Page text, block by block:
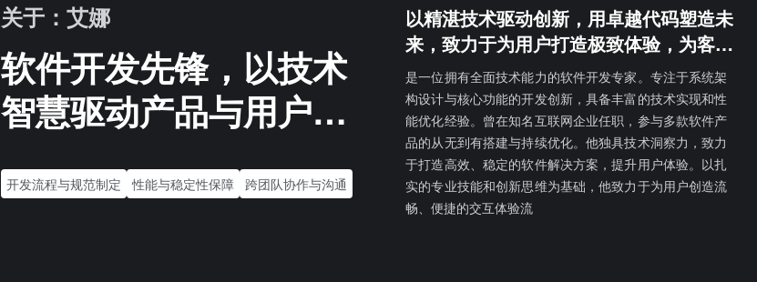
关于：艾娜
软件开发先锋，以技术
智慧驱动产品与用户共
开发流程与规范制定 性能与稳定性保障 跨团队协作与沟通
以精湛技术驱动创新，用卓越代码塑造未
来，致力于为用户打造极致体验，为客户
创造非凡价值。
是一位拥有全面技术能力的软件开发专家。专注于系统架
构设计与核心功能的开发创新，具备丰富的技术实现和性
能优化经验。曾在知名互联网企业任职，参与多款软件产
品的从无到有搭建与持续优化。他独具技术洞察力，致力
于打造高效、稳定的软件解决方案，提升用户体验。以扎
实的专业技能和创新思维为基础，他致力于为用户创造流
畅、便捷的交互体验流